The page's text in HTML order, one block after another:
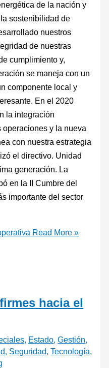
de la nación y
sostenibilidad de
nuestros
de nuestras
cumplimiento y,
se maneja con un
componente local y
En el 2020
la integración
y la nueva
con nuestra estrategia
el directivo. Unidad
generación. La
en la II Cumbre del
importante del sector
Read More »
hacia el
, Estado,Gestión,
, Seguridad,Tecnología,